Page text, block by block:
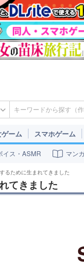
ーム スマホゲーム
イス・ASMR マン
るために生まれてきました
てきました